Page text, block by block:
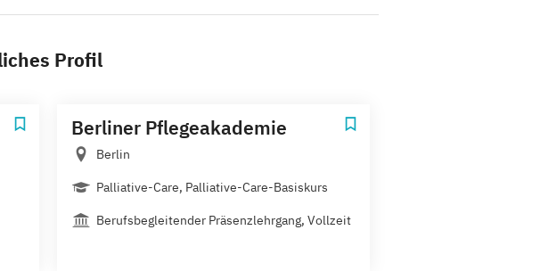
Profil
Berliner Pflegeakademie
Berlin
Palliative-Care, Palliative-Care-Basiskurs
Berufsbegleitender Präsenzlehrgang, Vollzeit